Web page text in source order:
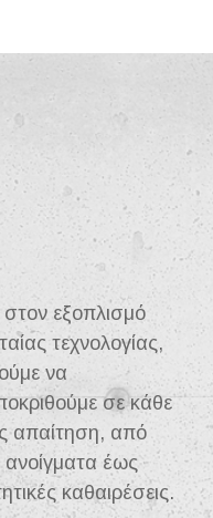
εξοπλισμό
τεχνολογίας,
να
σε κάθε
απαίτηση, από
ανοίγματα έως
καθαιρέσεις.